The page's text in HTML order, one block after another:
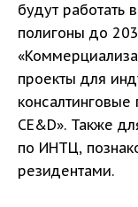
будут работать
полигоны до
проекты для
CE&D». Также
по ИНТЦ,
резидентами.